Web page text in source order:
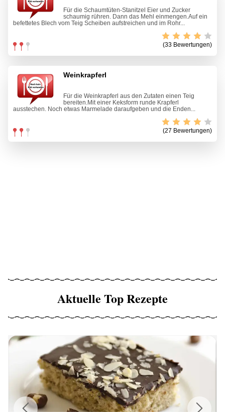
Für die Schaumtüten-Stanitzel Eier und Zucker
schaumig rühren. Dann das Mehl einmengen.Auf ein
befettetes Blech vom Teig Scheiben aufstreichen und im Rohr...
(33 Bewertungen)
Weinkrapferl
Für die Weinkrapferl aus den Zutaten einen Teig
bereiten.Mit einer Keksform runde Krapferl
ausstechen. Noch etwas Marmelade daraufgeben und die Enden...
(27 Bewertungen)
Aktuelle Top Rezepte